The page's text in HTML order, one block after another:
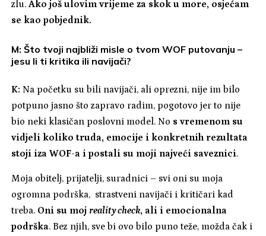
zlu.Ako još ulovim vrijeme za skok u more, osjećam
se kao pobjednik.
M: Što tvoji najbliži misle o tvom WOF putovanju –
jesu li ti kritika ili navijači?
K: Na početku su bili navijači, ali oprezni, nije im bilo
potpuno jasno što zapravo radim, pogotovo jer to nije
bio neki klasičan poslovni model. No s vremenom su
vidjeli koliko truda, emocije i konkretnih rezultata
stoji iza WOF-a i postali su moji najveći saveznici.
Moja obitelj, prijatelji, suradnici – svi oni su moja
ogromna podrška, strastveni navijači i kritičari kad
treba. Oni su mojreality check, ali i emocionalna
podrška. Bez njih, sve bi ovo bilo puno teže, možda čak i